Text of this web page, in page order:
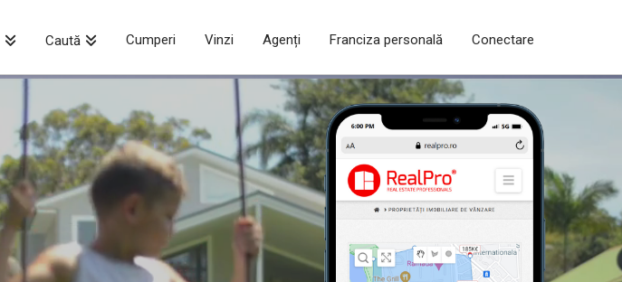
Caută Cumperi Vinzi Agenți Franciza personală Conectare